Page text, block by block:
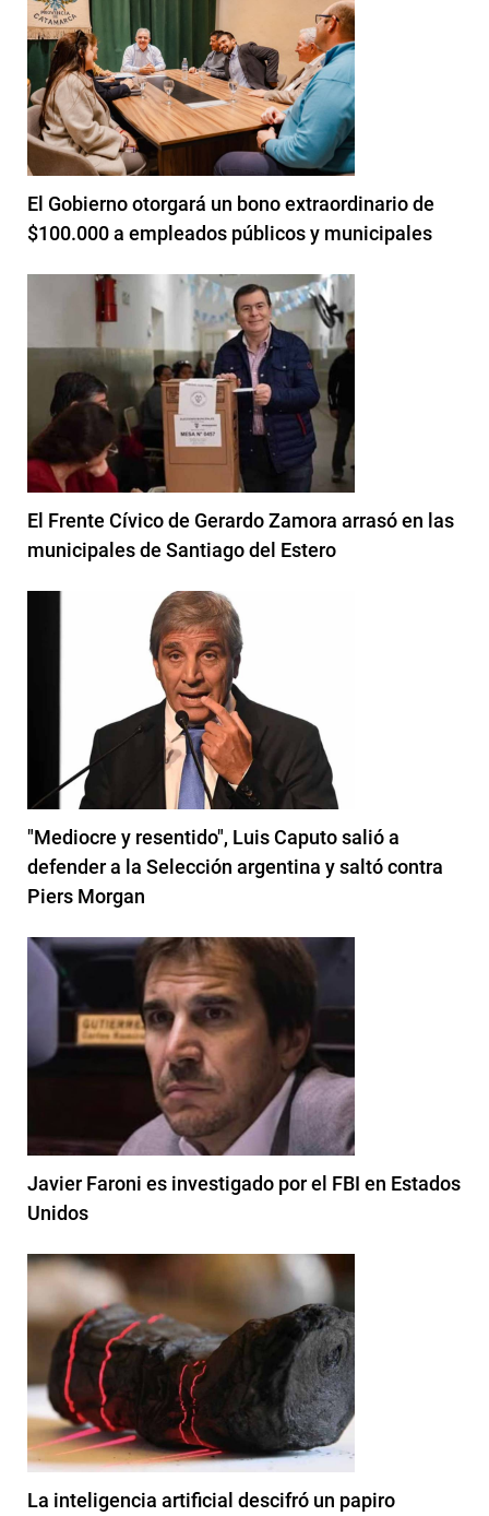
El Gobierno otorgará un bono extraordinario de
$100.000 a empleados públicos y municipales
El Frente Cívico de Gerardo Zamora arrasó en las
municipales de Santiago del Estero
"Mediocre y resentido", Luis Caputo salió a
defender a la Selección argentina y saltó contra
Piers Morgan
Javier Faroni es investigado por el FBI en Estados
Unidos
La inteligencia artificial descifró un papiro